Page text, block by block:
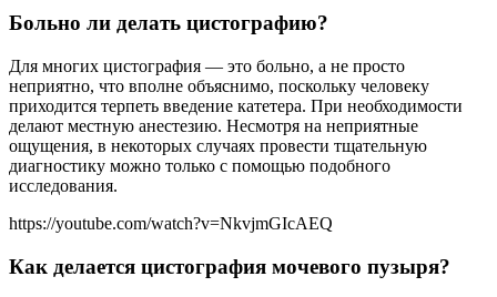
Больно ли делать цистографию?
Для многих цистография — это больно, а не просто
неприятно, что вполне объяснимо, поскольку человеку
приходится терпеть введение катетера. При необходимости
делают местную анестезию. Несмотря на неприятные
ощущения, в некоторых случаях провести тщательную
диагностику можно только с помощью подобного
исследования.
https://youtube.com/watch?v=NkvjmGIcAEQ
Как делается цистография мочевого пузыря?